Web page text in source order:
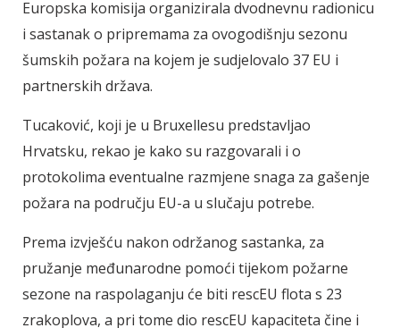
Europska komisija organizirala dvodnevnu radionicu
i sastanak o pripremama za ovogodišnju sezonu
šumskih požara na kojem je sudjelovalo 37 EU i
partnerskih država.
Tucaković, koji je u Bruxellesu predstavljao
Hrvatsku, rekao je kako su razgovarali i o
protokolima eventualne razmjene snaga za gašenje
požara na području EU-a u slučaju potrebe.
Prema izvješću nakon održanog sastanka, za
pružanje međunarodne pomoći tijekom požarne
sezone na raspolaganju će biti rescEU flota s 23
zrakoplova, a pri tome dio rescEU kapaciteta čine i